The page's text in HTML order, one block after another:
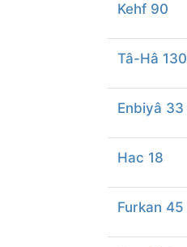
Kehf 90
Tâ-Hâ 130
Enbiyâ 33
Hac 18
Furkan 45